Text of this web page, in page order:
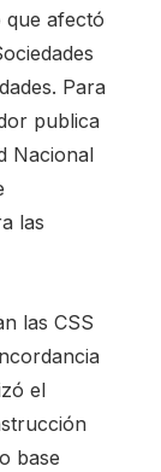
que afectó
Para
publica
Nacional
las
las CSS
el
base